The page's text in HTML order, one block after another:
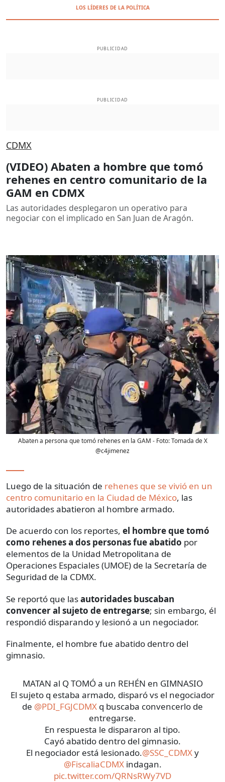
LOS LÍDERES DE LA POLÍTICA
PUBLICIDAD
PUBLICIDAD
CDMX
(VIDEO) Abaten a hombre que tomó
rehenes en centro comunitario de la
GAM en CDMX
Las autoridades desplegaron un operativo para
negociar con el implicado en San Juan de Aragón.
Abaten a persona que tomó rehenes en la GAM - Foto:Tomada de X
@c4jimenez
Luego de la situación de rehenes que se vivió en un
centro comunitario en la Ciudad de México, las
autoridades abatieron al hombre armado.
De acuerdo con los reportes, el hombre que tomó
como rehenes a dos personas fue abatido por
elementos de la Unidad Metropolitana de
Operaciones Espaciales (UMOE) de la Secretaría de
Seguridad de la CDMX.
Se reportó que lasautoridades buscaban
convencer al sujeto de entregarse; sin embargo, él
respondió disparando y lesionó a un negociador.
Finalmente, el hombre fue abatido dentro del
gimnasio.
MATAN al Q TOMÓ a un REHÉN en GIMNASIO
El sujeto q estaba armado, disparó vs el negociador
de @PDI_FGJCDMX q buscaba convencerlo de
entregarse.
En respuesta le dispararon al tipo.
Cayó abatido dentro del gimnasio.
El negociador está lesionado.@SSC_CDMXy
@FiscaliaCDMXindagan.
pic.twitter.com/QRNsRWy7VD